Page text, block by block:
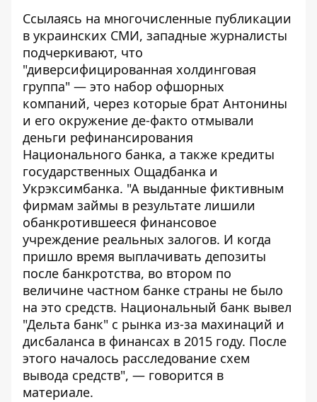
Ссылаясь на многочисленные публикации
в украинских СМИ, западные журналисты
подчеркивают, что
"диверсифицированная холдинговая
группа" — это набор офшорных
компаний, через которые брат Антонины
и его окружение де-факто отмывали
деньги рефинансирования
Национального банка, а также кредиты
государственных Ощадбанка и
Укрэксимбанка. "А выданные фиктивным
фирмам займы в результате лишили
обанкротившееся финансовое
учреждение реальных залогов. И когда
пришло время выплачивать депозиты
после банкротства, во втором по
величине частном банке страны не было
на это средств. Национальный банк вывел
"Дельта банк" с рынка из-за махинаций и
дисбаланса в финансах в 2015 году. После
этого началось расследование схем
вывода средств", — говорится в
материале.